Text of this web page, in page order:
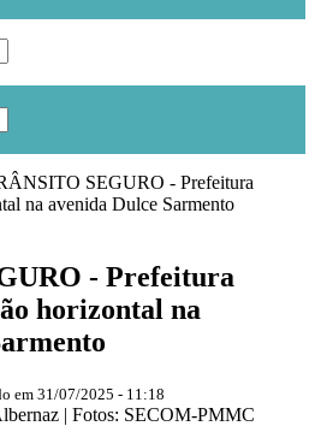
- Prefeitura
horizontal na
em 31/07/2025 - 11:18
| Fotos: SECOM-PMMC